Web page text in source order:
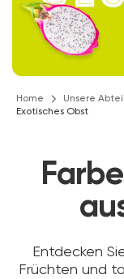
Home Unsere
Exotisches Obst
Entdecken
Früchten und